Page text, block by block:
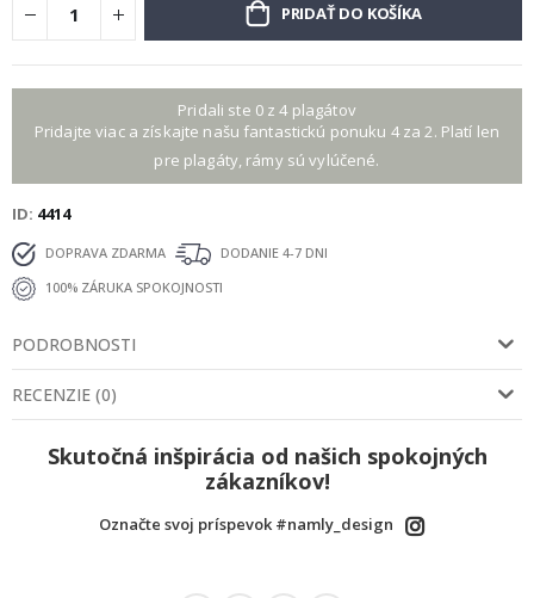
PRIDAŤ DO KOŠÍKA
Pridali ste 0 z 4 plagátov
Pridajte viac a získajte našu fantastickú ponuku 4 za 2. Platí len
pre plagáty, rámy sú vylúčené.
ID 4414
DOPRAVA ZDARMA
DODANIE 4-7 DNI
100% ZÁRUKA SPOKOJNOSTI
PODROBNOSTI
RECENZIE (0)
Skutočná inšpirácia od našich spokojných
zákazníkov!
Označte svoj príspevok #namly_design